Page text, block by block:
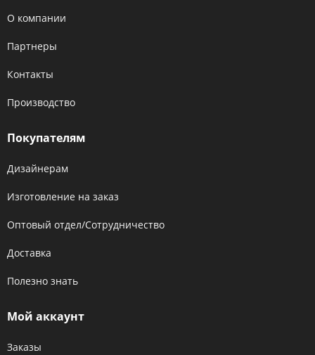
О компании
Партнеры
Контакты
Производство
Покупателям
Дизайнерам
Изготовление на заказ
Оптовый отдел/Сотрудничество
Доставка
Полезно знать
Мой аккаунт
Заказы